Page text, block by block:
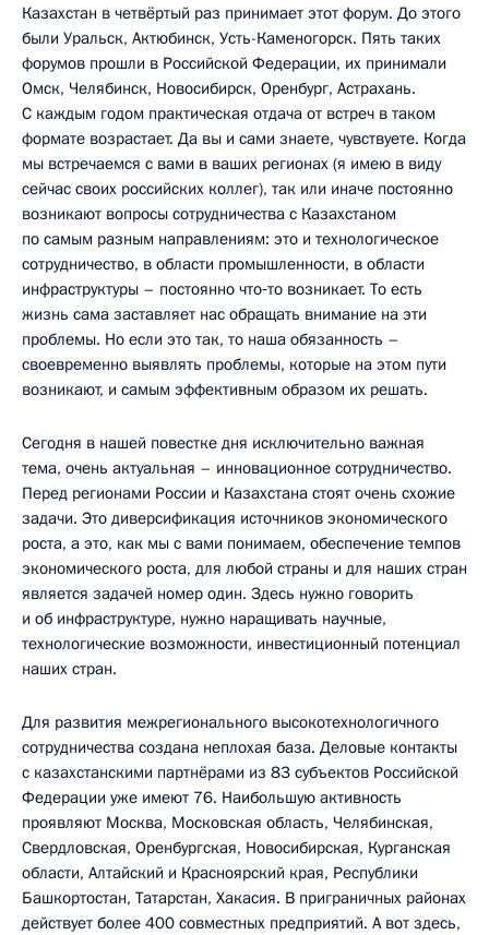
Казахстан в четвёртый раз принимает этот форум. До этого
были Уральск, Актюбинск, Усть-Каменогорск. Пять таких
форумов прошли в Российской Федерации, их принимали
Омск, Челябинск, Новосибирск, Оренбург, Астрахань.
С каждым годом практическая отдача от встреч в таком
формате возрастает. Да вы и сами знаете, чувствуете. Когда
мы встречаемся с вами в ваших регионах (я имею в виду
сейчас своих российских коллег), так или иначе постоянно
возникают вопросы сотрудничества с Казахстаном
по самым разным направлениям: это и технологическое
сотрудничество, в области промышленности, в области
инфраструктуры – постоянно что‑то возникает. То есть
жизнь сама заставляет нас обращать внимание на эти
проблемы. Но если это так, то наша обязанность –
своевременно выявлять проблемы, которые на этом пути
возникают, и самым эффективным образом их решать.
Сегодня в нашей повестке дня исключительно важная
тема, очень актуальная – инновационное сотрудничество.
Перед регионами России и Казахстана стоят очень схожие
задачи. Это диверсификация источников экономического
роста, а это, как мы с вами понимаем, обеспечение темпов
экономического роста, для любой страны и для наших стран
является задачей номер один. Здесь нужно говорить
и об инфраструктуре, нужно наращивать научные,
технологические возможности, инвестиционный потенциал
наших стран.
Для развития межрегионального высокотехнологичного
сотрудничества создана неплохая база. Деловые контакты
с казахстанскими партнёрами из 83 субъектов Российской
Федерации уже имеют 76. Наибольшую активность
проявляют Москва, Московская область, Челябинская,
Свердловская, Оренбургская, Новосибирская, Курганская
области, Алтайский и Красноярский края, Республики
Башкортостан, Татарстан, Хакасия. В приграничных районах
действует более 400 совместных предприятий. А вот здесь,